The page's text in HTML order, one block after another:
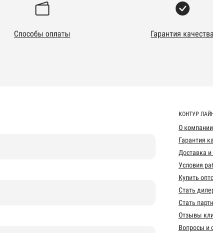
Способы оплаты Гарантия качества
КОНТУР
О компании
Гарантия
Доставка и
Условия
Купить
Стать
Стать
Отзывы
Вопросы и